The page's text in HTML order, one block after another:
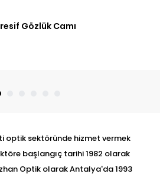
Gözlük Camı
optik sektöründe hizmet vermek
başlangıç tarihi 1982 olarak
Optik olarak Antalya'da 1993